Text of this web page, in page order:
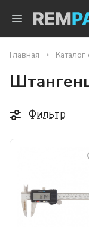
Главная
Фильтр